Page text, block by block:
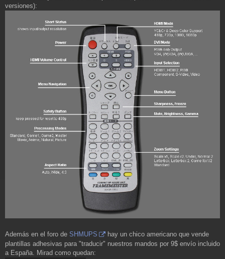
versiones):
Además en el foro de SHMUPS
hay un chico americano que vende
plantillas adhesivas para "traducir" nuestros mandos por 9$ envío incluido
a España. Mirad como quedan: